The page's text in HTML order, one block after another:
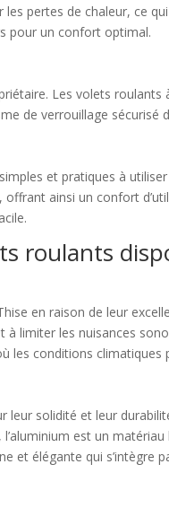
les pertes de chaleur, ce
pour un confort optimal.
Les volets
de verrouillage
et pratiques à
ainsi un confort
roulants
en raison de leur
limiter les nuisances
les conditions climatiques
solidité et leur
est un
et élégante qui s’intègre